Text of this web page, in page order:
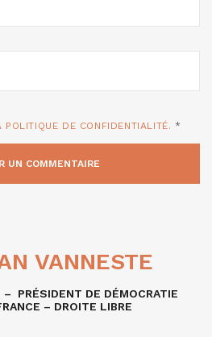
DE CONFIDENTIALITÉ. *
VANNESTE
– PRÉSIDENT DE DÉMOCRATIE
– DROITE LIBRE